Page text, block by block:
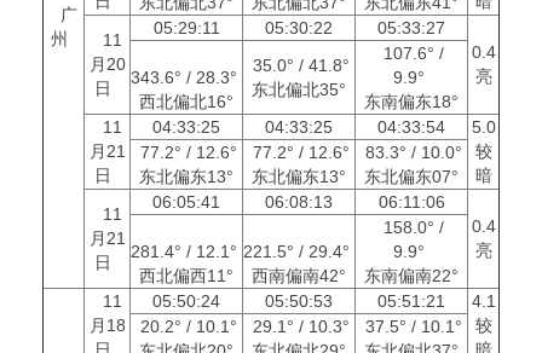
广
州
11
月20
日
05:29:11 05:30:22
05:33:27
0.4
亮
343.6° / 28.3°
西北偏北16°
35.0° / 41.8°
东北偏北35°
107.6° /
9.9°
东南偏东18°
11
月21
日
04:33:25 04:33:25 04:33:54
5.0
较
暗
77.2° / 12.6°
东北偏东13°
77.2° / 12.6°
东北偏东13°
83.3° / 10.0°
东北偏东07°
11
月21
日
06:05:41 06:08:13
06:11:06
0.4
亮
281.4° / 12.1°
西北偏西11°
221.5° / 29.4°
西南偏南42°
158.0° /
9.9°
东南偏南22°
11
月18
日
05:50:24 05:50:53 05:51:21
4.1
较
暗
20.2° / 10.1°
29.1° / 10.3°
37.5° / 10.1°